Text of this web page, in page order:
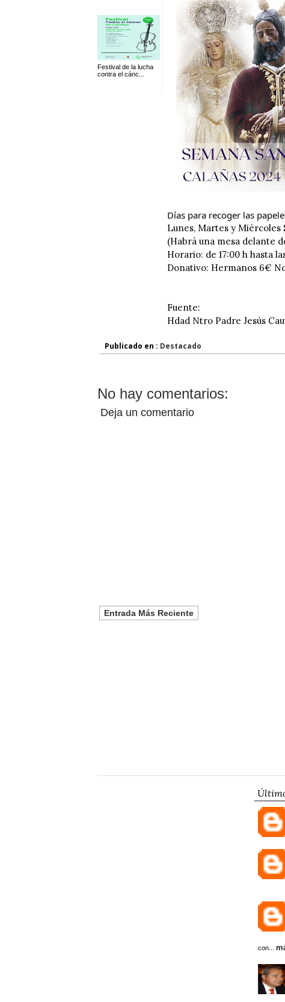
Festival de la lucha
contra el cánc...
Días para recoger las
Lunes, Martes y Miércoles
(Habrá una mesa delante
Horario: de 17:00 h hasta
Donativo: Hermanos 6€
Fuente:
Hdad Ntro Padre Jesús
Publicado en : Destacado
No hay comentarios:
Deja un comentario
Entrada Más Reciente
con...